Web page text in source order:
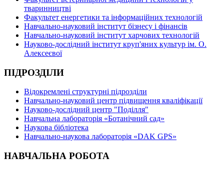
тваринництві
Факультет енергетики та інформаційних технологій
Навчально-науковий інститут бізнесу і фінансів
Навчально-науковий інститут харчових технологій
Науково-дослідний інститут круп'яних культур ім. О.
Алексеєвої
ПІДРОЗДІЛИ
Відокремлені структурні підрозділи
Навчально-науковий центр підвищення кваліфікації
Науково-дослідний центр "Поділля"
Навчальна лабораторія «Ботанічний сад»
Наукова бібліотека
Навчально-наукова лабораторія «DAK GPS»
НАВЧАЛЬНА РОБОТА